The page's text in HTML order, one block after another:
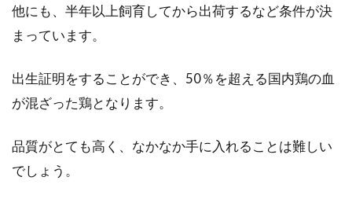
トマトに砂糖＋醤油でサラダやおか
みなさんは、トマトは好きですか？そのままで
は苦手だけど、ジュースやケチャップなどに加
他にも、半年以上飼育してから出荷するなど条件が決
まっています。
出生証明をすることができ、50％を超える国内鶏の血
が混ざった鶏となります。
品質がとても高く、なかなか手に入れることは難しい
でしょう。